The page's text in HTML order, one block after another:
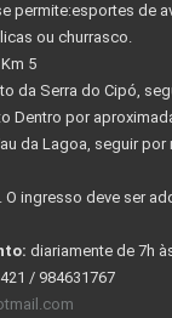
permite:esportes de
ou churrasco.
5
da Serra do Cipó,
Dentro por
da Lagoa, seguir por
O ingresso deve ser
diariamente de 7h
/ 984631767